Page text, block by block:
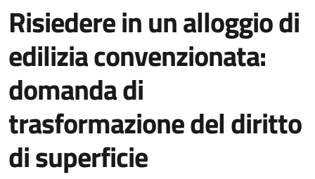
Risiedere in un alloggio di
edilizia convenzionata:
domanda di
trasformazione del diritto
di superficie